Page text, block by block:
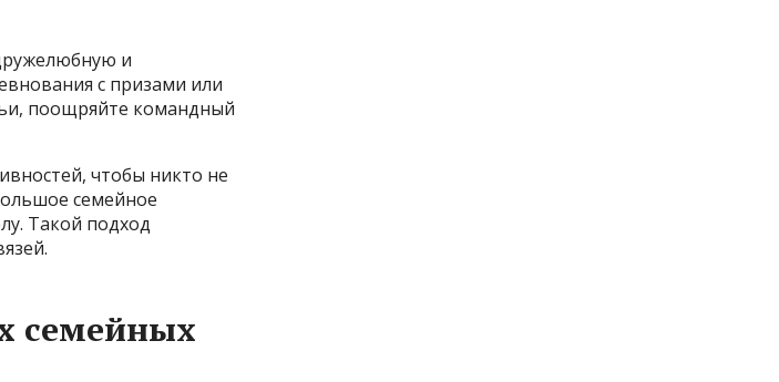
и
с призами или
поощряйте командный
чтобы никто не
семейное
Такой подход
семейных